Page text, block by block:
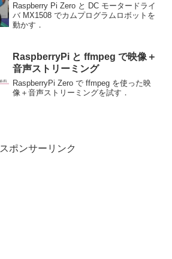
Raspberry Pi Zero と DC モータードライ
バ MX1508 でカムプログラムロボットを
動かす．
RaspberryPi と ffmpeg で映像＋
音声ストリーミング
RaspberryPi Zero で ffmpeg を使った映
像＋音声ストリーミングを試す．
スポンサーリンク